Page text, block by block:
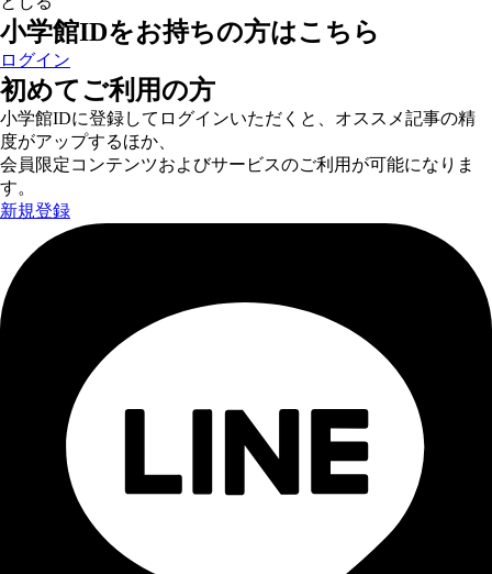
小学館IDをお持ちの方はこちら
ログイン
初めてご利用の方
小学館IDに登録してログインいただくと、オススメ記事の精
度がアップするほか、
会員限定コンテンツおよびサービスのご利用が可能になりま
す。
新規登録